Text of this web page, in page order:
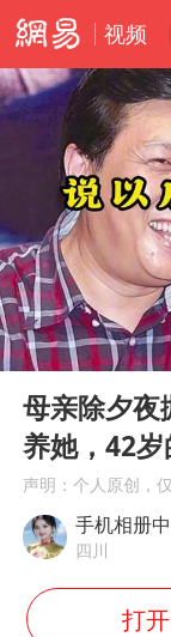
视频
Play
00:00
母亲除夕夜
养她，42
声明：个人原创，
手机相册
四川
打